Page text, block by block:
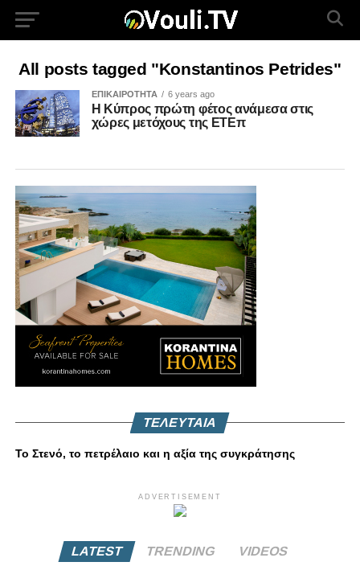
All posts tagged "Konstantinos Petrides"
ΕΠΙΚΑΙΡΟΤΗΤΑ 6 years ago
Η Κύπρος πρώτη φέτος ανάμεσα στις
χώρες μετόχους της ΕΤΕπ
ΤΕΛΕΥΤΑΙΑ
Το Στενό, το πετρέλαιο και η αξία της συγκράτησης
ADVERTISEMENT
LATEST TRENDING VIDEOS